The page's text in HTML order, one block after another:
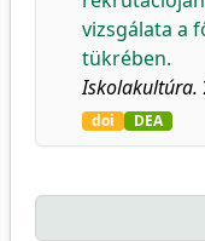
vizsgálata a
tükrében.
Iskolakultúra.
doi DEA